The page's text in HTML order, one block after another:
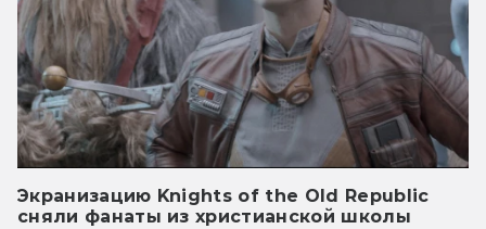
Экранизацию Knights of the Old Republic
сняли фанаты из христианской школы